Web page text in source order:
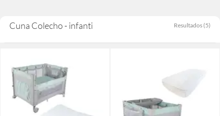
Cuna Colecho - infanti Resultados (5)